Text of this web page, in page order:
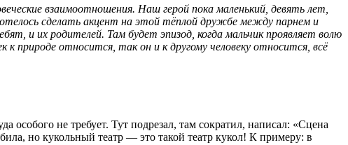
взаимоотношения. Наш герой пока маленький, девять лет,
сделать акцент на этой тёплой дружбе между парнем и
и их родителей. Там будет эпизод, когда мальчик проявляет волю
относится, так он и к другому человеку относится, всё
особого не требует. Тут подрезал, там сократил, написал: «Сцена
но кукольный театр — это такой театр кукол! К примеру: в